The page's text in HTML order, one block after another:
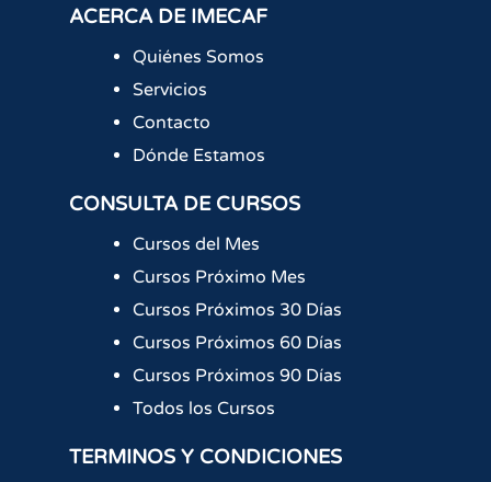
ACERCA DE IMECAF
Quiénes Somos
Servicios
Contacto
Dónde Estamos
CONSULTA DE CURSOS
Cursos del Mes
Cursos Próximo Mes
Cursos Próximos 30 Días
Cursos Próximos 60 Días
Cursos Próximos 90 Días
Todos los Cursos
TERMINOS Y CONDICIONES